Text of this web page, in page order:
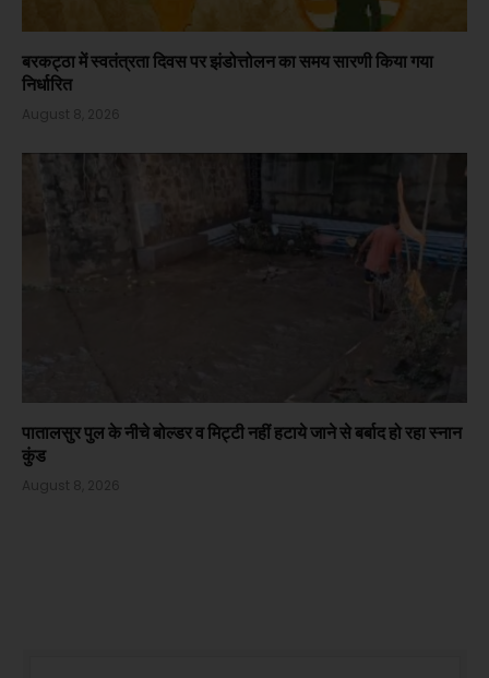
बरकट्ठा में स्वतंत्रता दिवस पर झंडोत्तोलन का समय सारणी किया गया
निर्धारित
August 8, 2026
पातालसुर पुल के नीचे बोल्डर व मिट्टी नहीं हटाये जाने से बर्बाद हो रहा स्नान
कुंड
August 8, 2026